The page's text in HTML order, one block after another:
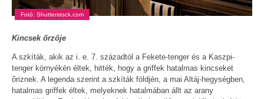
Fotó: Shutterstock.com
Kincsek őrzője
A szkíták, akik az i. e. 7. századtól a Fekete-tenger és a Kaszpi-
tenger környékén éltek, hitték, hogy a griffek hatalmas kincseket
őriznek. A legenda szerint a szkíták földjén, a mai Altáj-hegységben,
hatalmas griffek éltek, melyeknek hatalmában állt az arany